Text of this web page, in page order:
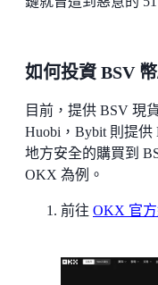
如何投資 BSV
目前，提供 BSV 現
Huobi，Bybit 則提
地方安全的購買到
OKX 為例。
前往 OKX 官